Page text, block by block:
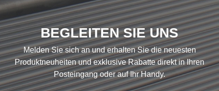
BEGLEITEN SIE UNS
Melden Sie sich an und erhalten Sie die neuesten
Produktneuheiten und exklusive Rabatte direkt in Ihren
Posteingang oder auf Ihr Handy.